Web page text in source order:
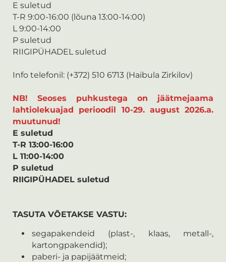
E suletud
T-R 9:00-16:00 (lõuna 13:00-14:00)
L 9:00-14:00
P suletud
RIIGIPÜHADEL suletud
​Info telefonil: (+372) 510 6713 (Haibula Zirkilov)
NB! Seoses puhkustega on jäätmejaama
lahtiolekuajad perioodil 10-29. august 2026.a.
muutunud!
E suletud
T-R 13:00-16:00
L 11:00-14:00
P suletud
RIIGIPÜHADEL suletud
TASUTA VÕETAKSE VASTU:
segapakendeid (plast-, klaas, metall-,
kartongpakendid);
paberi- ja papijäätmeid;